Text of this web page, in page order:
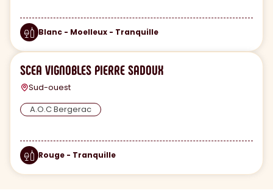
Blanc - Moelleux - Tranquille
SCEA VIGNOBLES PIERRE SADOUX
Sud-ouest
A.O.C Bergerac
Rouge - Tranquille